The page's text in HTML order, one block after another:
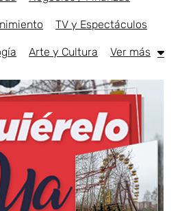
TV y Espectáculos
Arte y Cultura Ver más